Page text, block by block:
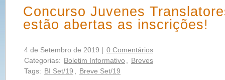
Concurso Juvenes
estão abertas as inscrições!
4 de Setembro de 2019 | 0 Comentários
Categorias: Boletim Informativo
Breves
Tags: BI Set/19 Breve Set/19